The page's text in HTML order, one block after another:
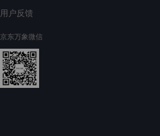
用户反馈
京东万象微信